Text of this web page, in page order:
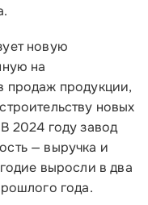
новую
на
продаж продукции,
новых
2024 году завод
— выручка и
выросли в два
года.